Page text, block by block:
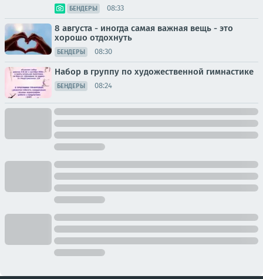
БЕНДЕРЫ 08:33
8 августа - иногда самая важная вещь - это
хорошо отдохнуть
БЕНДЕРЫ 08:30
Набор в группу по художественной гимнастике
БЕНДЕРЫ 08:24